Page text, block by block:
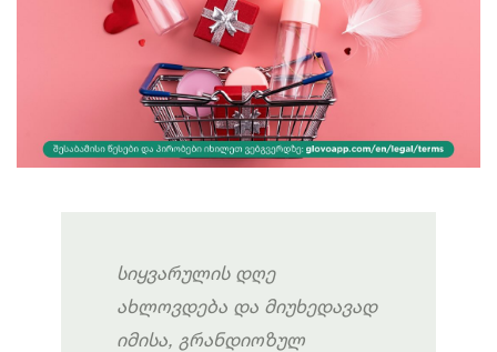
სიყვარულის დღე
ახლოვდება და მიუხედავად
იმისა, გრანდიოზულ